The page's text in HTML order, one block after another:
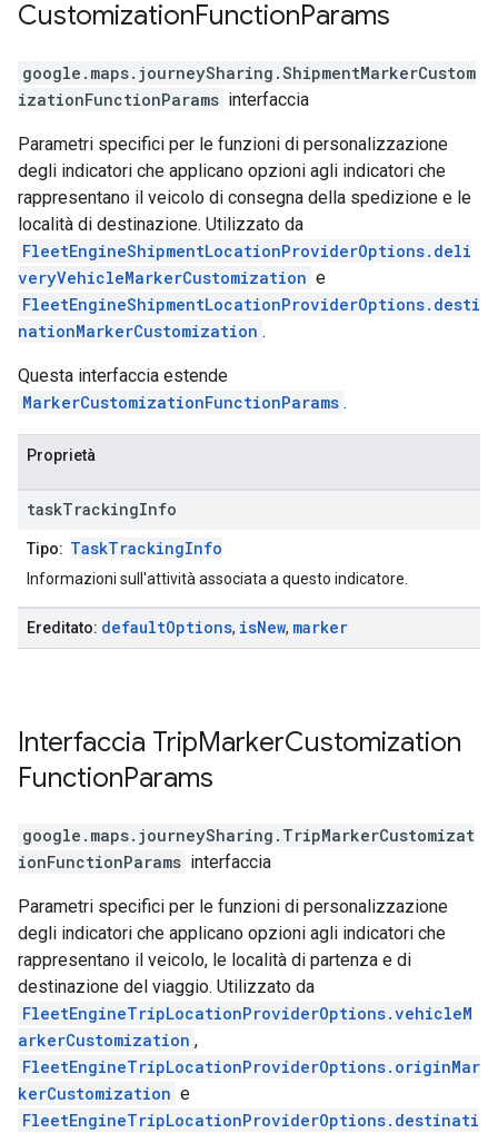
CustomizationFunctionParams
google.maps.journeySharing .ShipmentMarkerCustom
izationFunctionParams interfaccia
Parametri specifici per le funzioni di personalizzazione
degli indicatori che applicano opzioni agli indicatori che
rappresentano il veicolo di consegna della spedizione e le
località di destinazione. Utilizzato da
FleetEngineShipmentLocationProviderOptions.deli
veryVehicleMarkerCustomization e
FleetEngineShipmentLocationProviderOptions.desti
nationMarkerCustomization .
Questa interfaccia estende
MarkerCustomizationFunctionParams .
Proprietà
taskTrackingInfo
Tipo: TaskTrackingInfo
Informazioni sull'attività associata a questo indicatore.
Ereditato: defaultOptions, isNew, marker
Interfaccia TripMarkerCustomization
FunctionParams
google.maps.journeySharing . TripMarkerCustomizat
ionFunctionParams interfaccia
Parametri specifici per le funzioni di personalizzazione
degli indicatori che applicano opzioni agli indicatori che
rappresentano il veicolo, le località di partenza e di
destinazione del viaggio. Utilizzato da
FleetEngineTripLocationProviderOptions.vehicleM
arkerCustomization ,
FleetEngineTripLocationProviderOptions.originMar
kerCustomization e
FleetEngineTripLocationProviderOptions.destinati